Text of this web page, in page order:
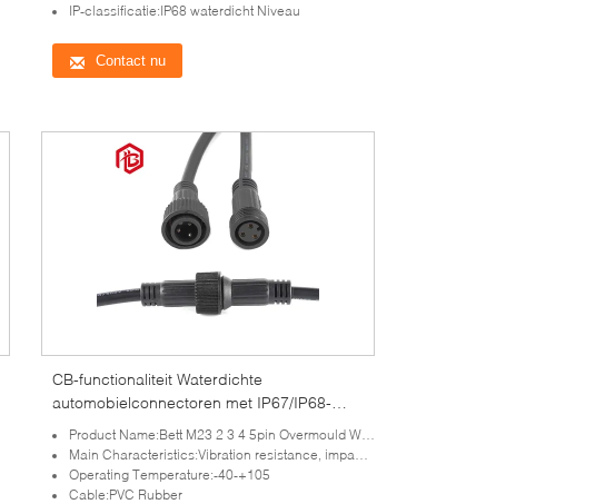
IP-classificatie:IP68 waterdicht Niveau
Contact nu
CB-functionaliteit Waterdichte
automobielconnectoren met IP67/IP68-
classificatie
Product Name:Bett M23 2 3 4 5pin Overmould Waterproof Connector Automotive LED Strip Connector
Main Characteristics:Vibration resistance, impact resistance, stretching resistance socket with cover Cable assembly support Customized cable size and length
Operating Temperature:-40-+105
Cable:PVC Rubber